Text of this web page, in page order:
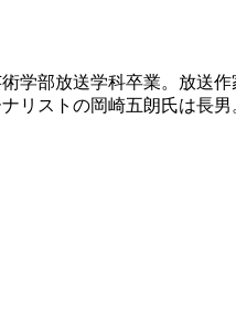
学部放送学科卒業。放送
リストの岡崎五朗氏は長男